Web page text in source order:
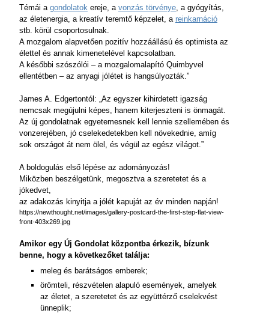
Témái a gondolatok ereje, a vonzás törvénye, a gyógyítás,
az életenergia, a kreatív teremtő képzelet, a reinkarnáció
stb. körül csoportosulnak.
A mozgalom alapvetően pozitív hozzáállású és optimista az
élettel és annak kimenetelével kapcsolatban.
A későbbi szószólói – a mozgalomalapító Quimbyvel
ellentétben – az anyagi jólétet is hangsúlyozták.”
James A. Edgertontól: „Az egyszer kihirdetett igazság
nemcsak megújulni képes, hanem kiterjeszteni is önmagát.
Az új gondolatnak egyetemesnek kell lennie szellemében és
vonzerejében, jó cselekedetekben kell növekednie, amíg
sok országot át nem ölel, és végül az egész világot.”
A boldogulás első lépése az adományozás!
Miközben beszélgetünk, megosztva a szeretetet és a
jókedvet,
az adakozás kinyitja a jólét kapuját az év minden napján!
https://newthought.net/images/gallery-postcard-the-first-step-flat-view-
front-403x269.jpg
Amikor egy Új Gondolat központba érkezik, bízunk
benne, hogy a következőket találja:
meleg és barátságos emberek;
örömteli, részvételen alapuló események, amelyek
az életet, a szeretetet és az együttérző cselekvést
ünneplik;